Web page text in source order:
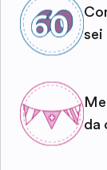
sei
da